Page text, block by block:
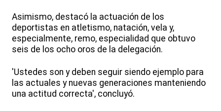
Asimismo, destacó la actuación de los
deportistas en atletismo, natación, vela y,
especialmente, remo, especialidad que obtuvo
seis de los ocho oros de la delegación.
'Ustedes son y deben seguir siendo ejemplo para
las actuales y nuevas generaciones manteniendo
una actitud correcta', concluyó.